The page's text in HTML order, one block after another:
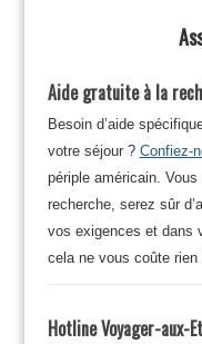
Aide gratuite à la
Besoin d’aide
votre séjour ? Confiez-
périple américain.
recherche, serez sûr
vos exigences et dans
cela ne vous coûte rien
Hotline Voyager-aux-